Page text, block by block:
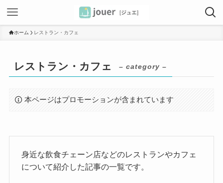
ホーム レストラン・カフェ
レストラン・カフェ – category –
本ページはプロモーションが含まれています
身近な飲食チェーン店などのレストランやカフェ
について紹介した記事の一覧です。